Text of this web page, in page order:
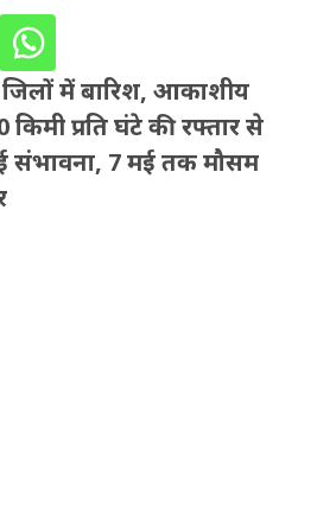
में बारिश, आकाशीय
प्रति घंटे की रफ्तार से
संभावना, 7 मई तक मौसम